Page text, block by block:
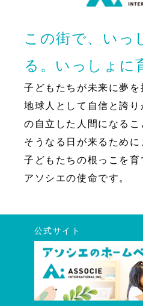
この街で、いっ
る。いっしょに
子どもたちが未来に夢を
地球人として自信と誇り
の自立した人間になるこ
そうなる日が来るために
子どもたちの根っこを育
アソシエの使命です。
公式サイト